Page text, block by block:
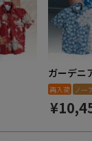
ガーデニ
再入荷 ノー
¥